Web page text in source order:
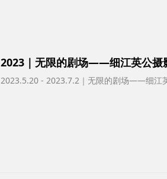
2023｜无限的剧场——细江英公摄
2023.5.20 - 2023.7.2｜无限的剧场——细江